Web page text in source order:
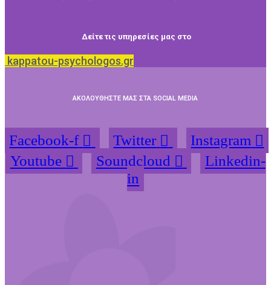
Δείτε τις υπηρεσίες μας στο
kappatou-psychologos.gr
ΑΚΟΛΟΥΘΗΣΤΕ ΜΑΣ ΣΤΑ SOCIAL MEDIA
Facebook-f Twitter
Instagram
Youtube
Soundcloud
Linkedin-
in